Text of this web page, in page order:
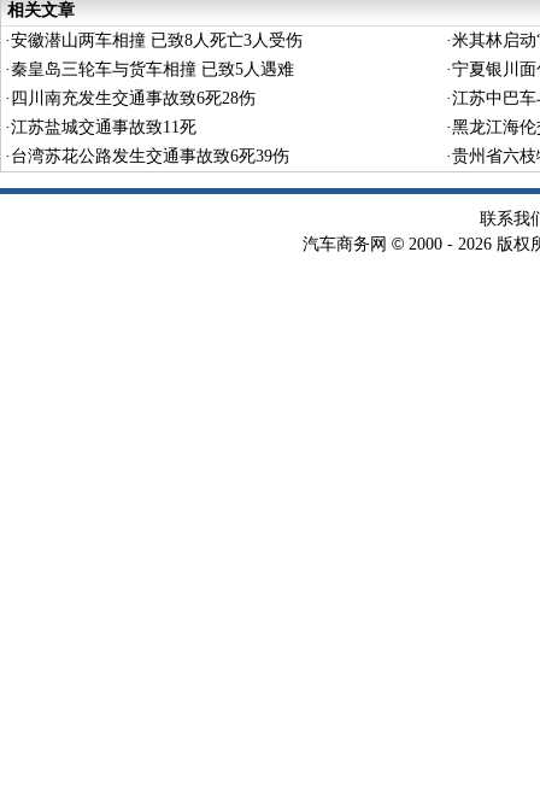
相关文章
·安徽潜山两车相撞 已致8人死亡3人受伤 ·米其林启动
·秦皇岛三轮车与货车相撞 已致5人遇难 ·宁夏银川
· 四川南充发生交通事故致6死28伤 ·江苏中巴
·江苏盐城交通事故致11死 ·黑龙江海
· 台湾苏花公路发生交通事故致6死39伤 ·贵州省六
联系我
汽车商务网 © 2000 - 2026 版权